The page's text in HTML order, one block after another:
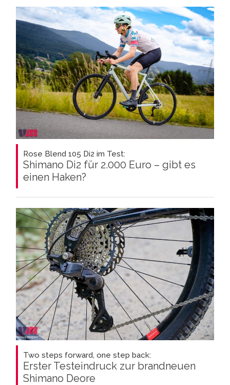
Rose Blend 105 Di2 im Test:
Shimano Di2 für 2.000 Euro – gibt es
einen Haken?
Two steps forward, one step back:
Erster Testeindruck zur brandneuen
Shimano Deore